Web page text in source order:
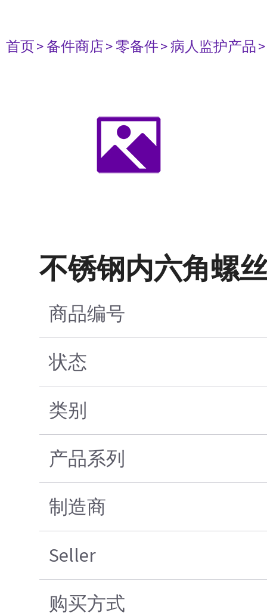
首页> 备件商店> 零备件> 病人监护产品
不锈钢内六角螺
商品编号
状态
类别
产品系列
制造商
Seller
购买方式